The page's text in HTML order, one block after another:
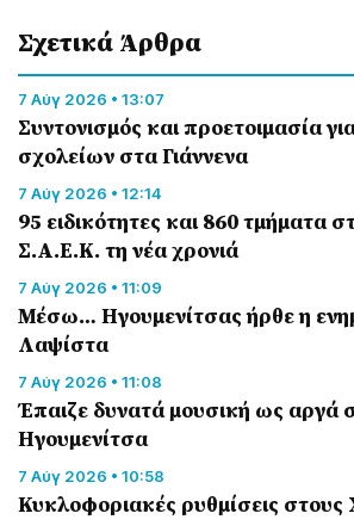
Σχετικά Άρθρα
7 Αύγ 2026 • 13:07
Συντονισμός και προετοιμασία
σχολείων στα Γιάννενα
7 Αύγ 2026 • 12:14
95 ειδικότητες και 860 τμήματα
Σ.Α.Ε.Κ. τη νέα χρονιά
7 Αύγ 2026 • 11:09
Μέσω… Ηγουμενίτσας ήρθε η
Λαψίστα
7 Αύγ 2026 • 11:08
Έπαιζε δυνατά μουσική ως αργά
Ηγουμενίτσα
7 Αύγ 2026 • 10:58
Κυκλοφοριακές ρυθμίσεις στους